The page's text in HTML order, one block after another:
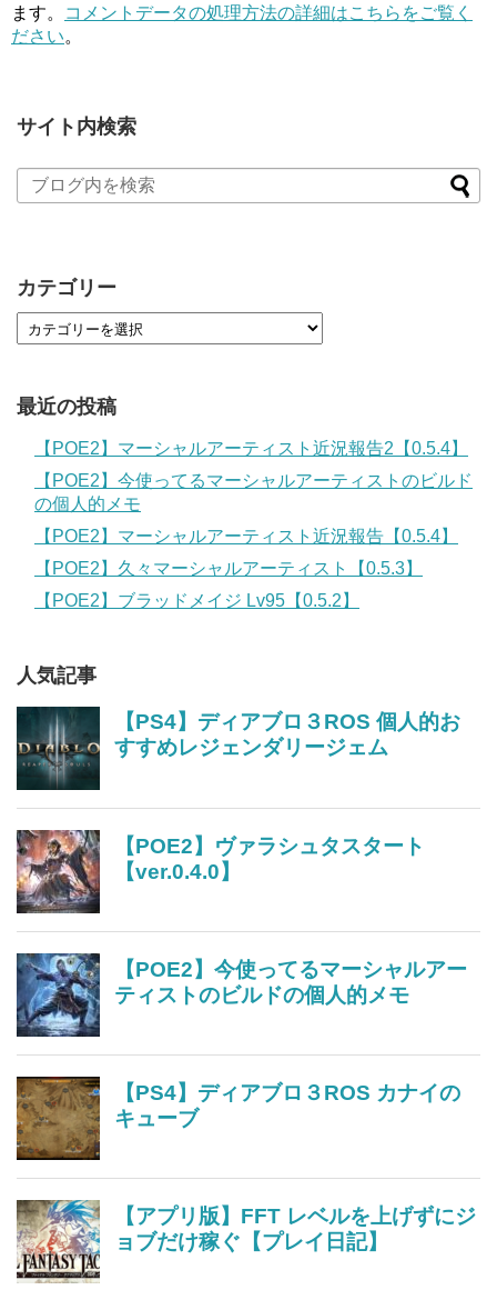
ます。
コメントデータの処理方法の詳細はこちらをご覧く
ださい。
サイト内検索
カテゴリー
最近の投稿
【POE2】マーシャルアーティスト近況報告2【0.5.4】
【POE2】今使ってるマーシャルアーティストのビルド
の個人的メモ
【POE2】マーシャルアーティスト近況報告【0.5.4】
【POE2】久々マーシャルアーティスト【0.5.3】
【POE2】ブラッドメイジ Lv95【0.5.2】
人気記事